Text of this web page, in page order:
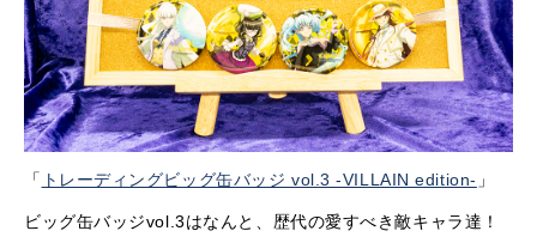
「 トレーディングビッグ缶バッジ vol.3 -VILLAIN edition- 」
ビッグ缶バッジvol.3はなんと、歴代の愛すべき敵キャラ達！